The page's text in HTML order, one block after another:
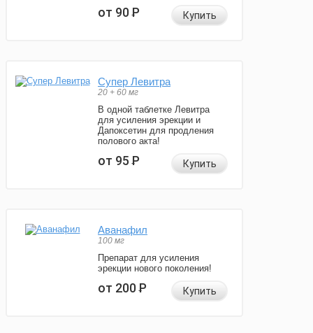
от 90Р Купить
Супер Левитра
20 + 60 мг
В одной таблетке Левитра
для усиления эрекции и
Дапоксетин для продления
полового акта!
от 95Р Купить
Аванафил
100 мг
Препарат для усиления
эрекции нового поколения!
от 200Р Купить